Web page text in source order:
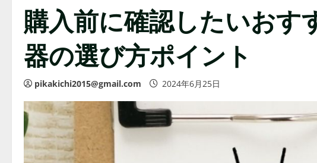
購入前に確認したいおす
器の選び方ポイント
pikakichi2015@gmail.com 2024年6月25日